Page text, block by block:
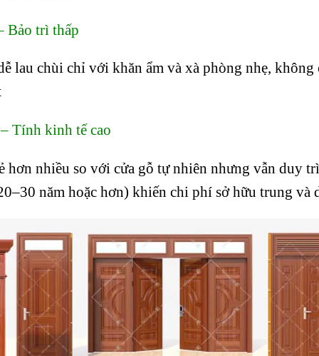
Bảo trì thấp
lau chùi chỉ với khăn ẩm và xà phòng nhẹ,
Tính kinh tế cao
hơn nhiều so với cửa gỗ tự nhiên nhưng vẫn duy
năm hoặc hơn) khiến chi phí sở hữu trung và